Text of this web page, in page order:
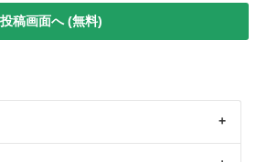
投稿画面へ (無料)